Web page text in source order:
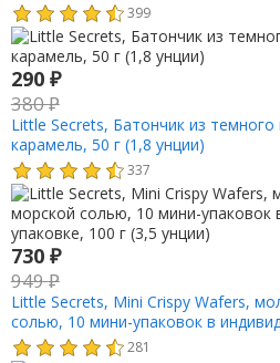
399
290 ₽
380₽
Little Secrets, Батончик из
карамель, 50 г (1,8 унции)
337
730 ₽
949₽
Little Secrets, Mini Crispy Wafers,
солью, 10 мини-упаковок в
(3,5 унции)
281